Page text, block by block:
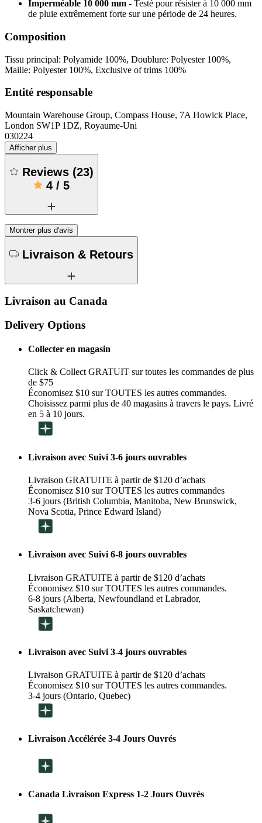
Imperméable 10 000 mm - Testé pour résister à 10 000 mm
de pluie extrêmement forte sur une période de 24 heures.
Composition
Tissu principal: Polyamide 100%, Doublure: Polyester 100%,
Maille: Polyester 100%, Exclusive of trims 100%
Entité responsable
Mountain Warehouse Group, Compass House, 7A Howick Place,
London SW1P 1DZ, Royaume-Uni
030224
Afficher plus
Reviews (23)
4 / 5
Montrer plus d'avis
Livraison & Retours
Livraison au Canada
Delivery Options
Collecter en magasin
Click & Collect GRATUIT sur toutes les commandes de plus
de $75
Économisez $10 sur TOUTES les autres commandes.
Choisissez parmi plus de 40 magasins à travers le pays. Livré
en 5 à 10 jours.
Livraison avec Suivi 3-6 jours ouvrables
Livraison GRATUITE à partir de $120 d’achats
Économisez $10 sur TOUTES les autres commandes
3-6 jours (British Columbia, Manitoba, New Brunswick,
Nova Scotia, Prince Edward Island)
Livraison avec Suivi 6-8 jours ouvrables
Livraison GRATUITE à partir de $120 d’achats
Économisez $10 sur TOUTES les autres commandes.
6-8 jours (Alberta, Newfoundland et Labrador,
Saskatchewan)
Livraison avec Suivi 3-4 jours ouvrables
Livraison GRATUITE à partir de $120 d’achats
Économisez $10 sur TOUTES les autres commandes.
3-4 jours (Ontario, Quebec)
Livraison Accélérée 3-4 Jours Ouvrés
Canada Livraison Express 1-2 Jours Ouvrés